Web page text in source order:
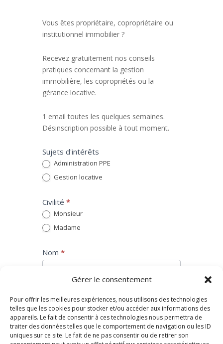
Gérer le consentement
Pour offrir les meilleures expériences, nous utilisons des technologies
telles que les cookies pour stocker et/ou accéder aux informations des
appareils. Le fait de consentir à ces technologies nous permettra de
traiter des données telles que le comportement de navigation ou les ID
uniques sur ce site. Le fait de ne pas consentir ou de retirer son
Vous êtes propriétaire, copropriétaire ou
institutionnel immobilier ?
Recevez gratuitement nos conseils
pratiques concernant la gestion
immobilière, les copropriétés ou la
gérance locative.
1 email toutes les quelques semaines.
Désinscription possible à tout moment.
Sujets d'intérêts
Administration PPE
Gestion locative
Civilité *
Monsieur
Madame
Nom *
Email*